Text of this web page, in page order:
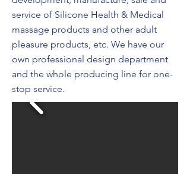
service of Silicone Health & Medical
massage products and other adult
pleasure products, etc. We have our
own professional design department
and the whole producing line for one-
stop service.